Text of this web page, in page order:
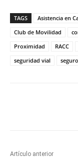
TAGS Asistencia en
Club de Movilidad
Proximidad
RACC
seguridad vial
Artículo anterior